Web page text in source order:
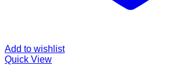
Add to wishlist
Quick View